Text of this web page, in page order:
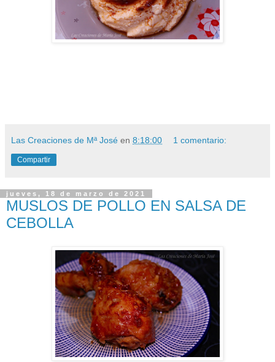
Las Creaciones de Mª José en 8:18:00 1 comentario:
Compartir
jueves, 18 de marzo de 2021
MUSLOS DE POLLO EN SALSA DE
CEBOLLA